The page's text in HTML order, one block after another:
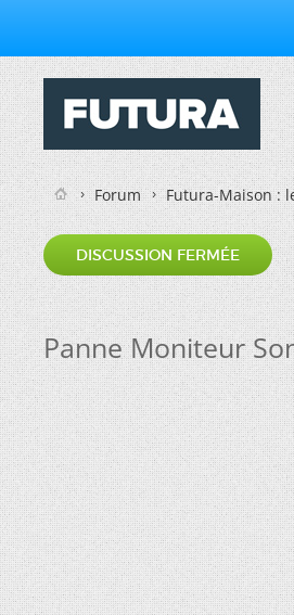
Forum Futura-Maison :
DISCUSSION FERMÉE
Panne Moniteur